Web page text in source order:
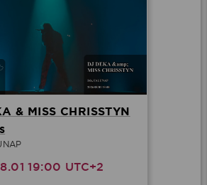
& MISS CHRISSTYN
19:00 UTC+2